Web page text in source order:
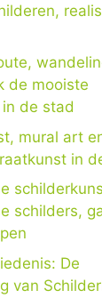
de mooiste
de stad
mural art
in
schilders,
De
van